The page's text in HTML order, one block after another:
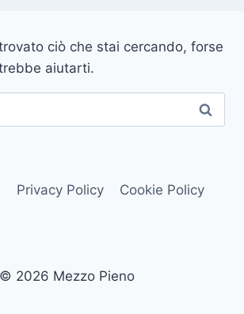
ciò che stai cercando, forse
aiutarti.
Privacy Policy Cookie Policy
© 2026 Mezzo Pieno